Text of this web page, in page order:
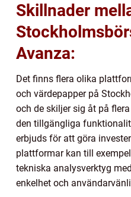
Skillnader
Avanza:
Det finns flera olika
och värdepapper på
och de skiljer sig åt på
den tillgängliga
erbjuds för att göra
plattformar kan till
tekniska analysverktyg
enkelhet och